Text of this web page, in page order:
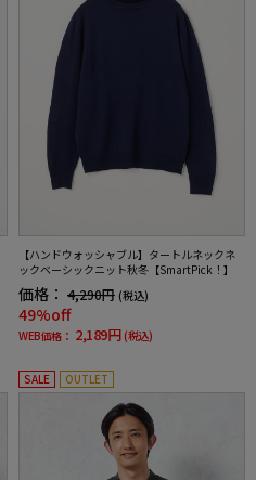
【ハンドウォッシャブル】タートルネックネ
ックベーシックニット秋冬【SmartPick！】
価格： 4,290円 (税込)
49%off
WEB価格： 2,189円 (税込)
SALE OUTLET